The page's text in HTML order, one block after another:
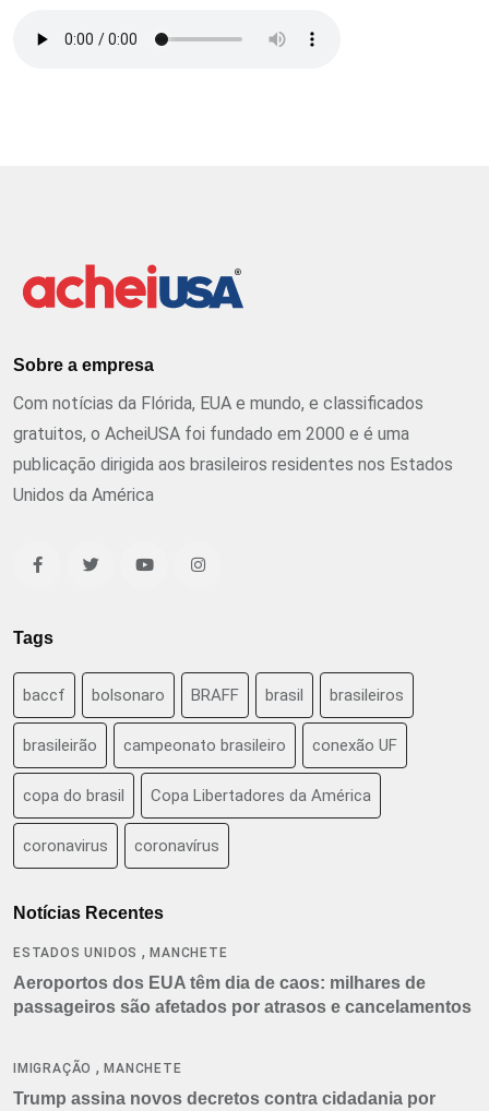
Sobre a empresa
Com notícias da Flórida, EUA e mundo, e classificados
gratuitos, o AcheiUSA foi fundado em 2000 e é uma
publicação dirigida aos brasileiros residentes nos Estados
Unidos da América
Tags
baccf bolsonaro BRAFF brasil brasileiros
brasileirão campeonato brasileiro conexão UF
copa do brasil Copa Libertadores da América
coronavirus coronavírus
Notícias Recentes
ESTADOS UNIDOS ,MANCHETE
Aeroportos dos EUA têm dia de caos: milhares de
passageiros são afetados por atrasos e cancelamentos
IMIGRAÇÃO ,MANCHETE
Trump assina novos decretos contra cidadania por